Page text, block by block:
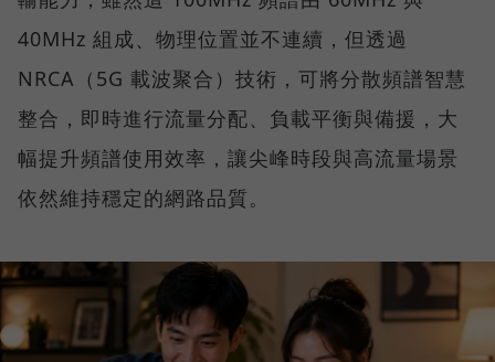
40MHz 組成、物理位置並不連續，但透過
NRCA（5G 載波聚合）技術，可將分散頻譜智慧
整合，即時進行流量分配、負載平衡與備援，大
幅提升頻譜使用效率，讓尖峰時段與高流量場景
依然維持穩定的網路品質。